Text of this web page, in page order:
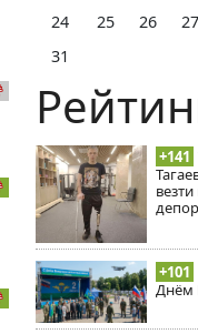
24
25 26 27
31
+141
+101
Днём